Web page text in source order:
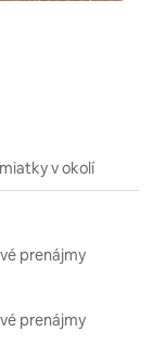
v okolí
prenájmy
prenájmy